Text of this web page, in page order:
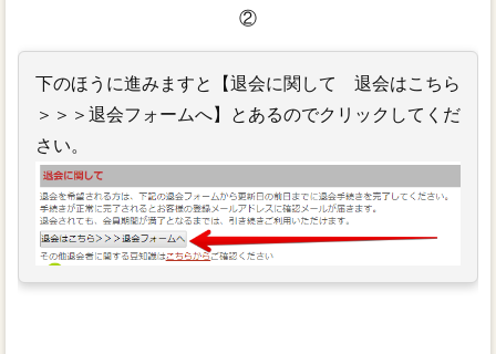
②
下のほうに進みますと【退会に関して 退会はこちら
＞＞＞退会フォームへ】とあるのでクリックしてくだ
さい。